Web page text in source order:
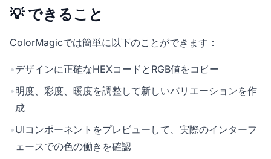
💡 できること
ColorMagicでは簡単に以下のことができます：
•デザインに正確なHEXコードとRGB値をコピー
•明度、彩度、暖度を調整して新しいバリエーションを作
成
•UIコンポーネントをプレビューして、実際のインターフ
ェースでの色の働きを確認